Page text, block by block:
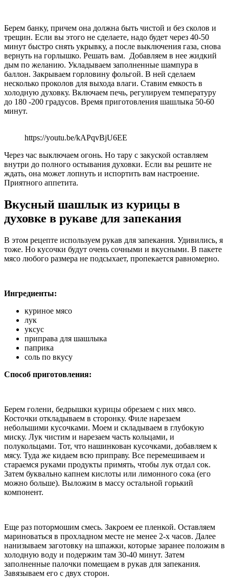
Берем банку, причем она должна быть чистой и без сколов и
трещин. Если вы этого не сделаете, надо будет через 40-50
минут быстро снять укрывку, а после выключения газа, снова
вернуть на горлышко. Решать вам. Добавляем в нее жидкий
дым по желанию. Укладываем заполненные шампура в
баллон. Закрываем горловину фольгой. В ней сделаем
несколько проколов для выхода влаги. Ставим емкость в
холодную духовку. Включаем печь, регулируем температуру
до 180 -200 градусов. Время приготовления шашлыка 50-60
минут.
https://youtu.be/kAPqvBjU6EE
Через час выключаем огонь. Но тару с закуской оставляем
внутри до полного остывания духовки. Если вы решите не
ждать, она может лопнуть и испортить вам настроение.
Приятного аппетита.
Вкусный шашлык из курицы в
духовке в рукаве для запекания
В этом рецепте используем рукав для запекания. Удивились, я
тоже. Но кусочки будут очень сочными и вкусными. В пакете
мясо любого размера не подсыхает, пропекается равномерно.
Ингредиенты:
куриное мясо
лук
уксус
приправа для шашлыка
паприка
соль по вкусу
Способ приготовления:
Берем голени, бедрышки курицы обрезаем с них мясо.
Косточки откладываем в сторонку. Филе нарезаем
небольшими кусочками. Моем и складываем в глубокую
миску. Лук чистим и нарезаем часть кольцами, и
полукольцами. Тот, что нашинкован кусочками, добавляем к
мясу. Туда же кидаем всю приправу. Все перемешиваем и
стараемся руками продукты примять, чтобы лук отдал сок.
Затем буквально капнем кислоты или лимонного сока (его
можно больше). Выложим в массу остальной горький
компонент.
Еще раз потормошим смесь. Закроем ее пленкой. Оставляем
мариноваться в прохладном месте не менее 2-х часов. Далее
нанизываем заготовку на шпажки, которые заранее положим в
холодную воду и подержим там 30-40 минут. Затем
заполненные палочки помещаем в рукав для запекания.
Завязываем его с двух сторон.